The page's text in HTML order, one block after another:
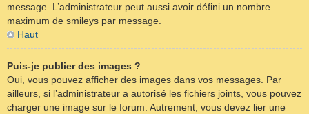
message. L’administrateur peut aussi avoir défini un nombre
maximum de smileys par message.
Haut
Puis-je publier des images ?
Oui, vous pouvez afficher des images dans vos messages. Par
ailleurs, si l’administrateur a autorisé les fichiers joints, vous pouvez
charger une image sur le forum. Autrement, vous devez lier une